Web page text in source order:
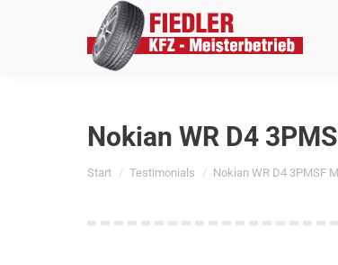
Nokian WR D4
Sie befinden sich hier:
Start Testimonials Nokian WR D4 3PMSF